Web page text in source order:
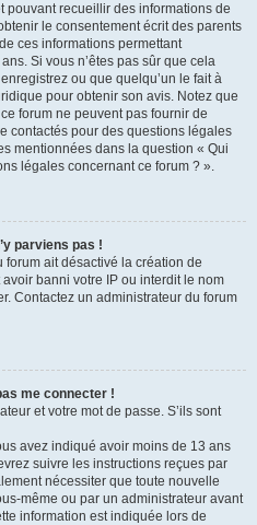
pouvant recueillir des informations de
le consentement écrit des parents
ces informations permettant
Si vous n’êtes pas sûr que cela
ou que quelqu’un le fait à
pour obtenir son avis. Notez que
forum ne peuvent pas fournir de
contactés pour des questions légales
mentionnées dans la question « Qui
légales concernant ce forum ? ».
parviens pas !
forum ait désactivé la création de
banni votre IP ou interdit le nom
Contactez un administrateur du forum
me connecter !
et votre mot de passe. S’ils sont
avez indiqué avoir moins de 13 ans
suivre les instructions reçues par
nécessiter que toute nouvelle
même ou par un administrateur avant
information est indiquée lors de